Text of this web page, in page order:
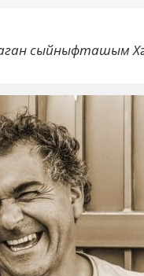
сыйныфташым